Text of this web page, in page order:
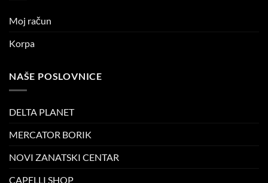
Moj račun
Korpa
NAŠE POSLOVNICE
DELTA PLANET
MERCATOR BORIK
NOVI ZANATSKI CENTAR
CAPELLI SHOP